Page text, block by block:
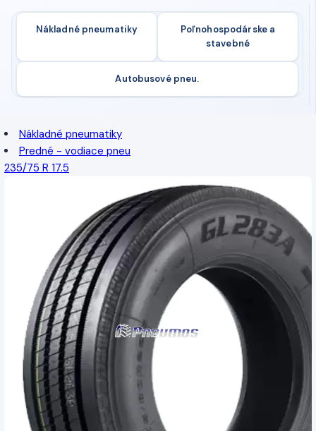
Nákladné pneumatiky
Poľnohospodárske a
stavebné
Autobusové pneu.
Nákladné pneumatiky
Predné - vodiace pneu
235/75 R 17.5